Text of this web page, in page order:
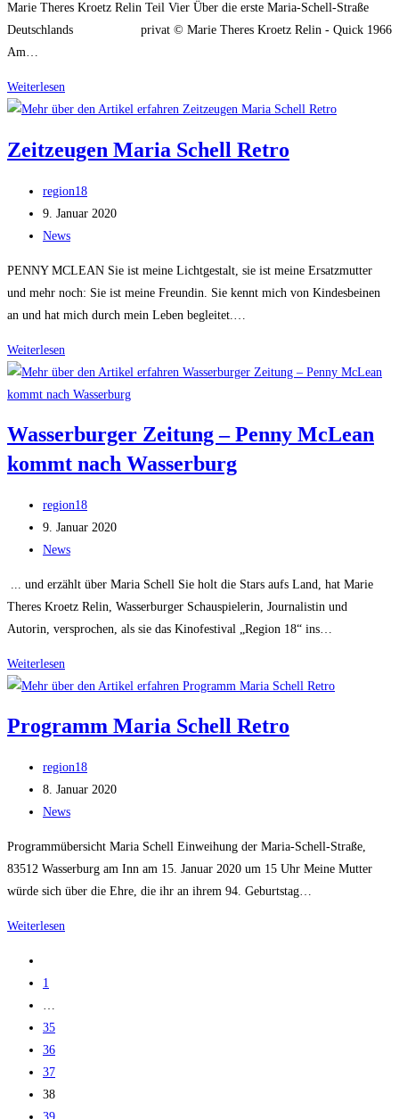
Marie Theres Kroetz Relin Teil Vier Über die erste Maria-Schell-Straße
Deutschlands privat © Marie Theres Kroetz Relin - Quick 1966
Am…
Weiterlesen
Outdoor
Über
erste
Maria-
Schell-
Straße
Deutschlands
Zeitzeugen Maria Schell Retro
Beitrags-
Autor:
region18
Beitrag
veröffentlicht:
9. Januar 2020
Beitrags-
News
PENNY MCLEAN Sie ist meine Lichtgestalt, sie ist meine Ersatzmutter
und mehr noch: Sie ist meine Freundin. Sie kennt mich von Kindesbeinen
an und hat mich durch mein Leben begleitet.…
Weiterlesen
Maria
Schell
Wasserburger Zeitung – Penny McLean
kommt nach Wasserburg
Beitrags-
Autor:
region18
Beitrag
veröffentlicht:
9. Januar 2020
Beitrags-
News
... und erzählt über Maria Schell Sie holt die Stars aufs Land, hat Marie
Theres Kroetz Relin, Wasserburger Schauspielerin, Journalistin und
Autorin, versprochen, als sie das Kinofestival „Region 18“ ins…
Weiterlesen
Zeitung
Penny
kommt
nach
Wasserburg
Programm Maria Schell Retro
Beitrags-
Autor:
region18
Beitrag
veröffentlicht:
8. Januar 2020
Beitrags-
News
Programmübersicht Maria Schell Einweihung der Maria-Schell-Straße,
83512 Wasserburg am Inn am 15. Januar 2020 um 15 Uhr Meine Mutter
würde sich über die Ehre, die ihr an ihrem 94. Geburtstag…
Weiterlesen
vorherigen
1
35
36
37
38